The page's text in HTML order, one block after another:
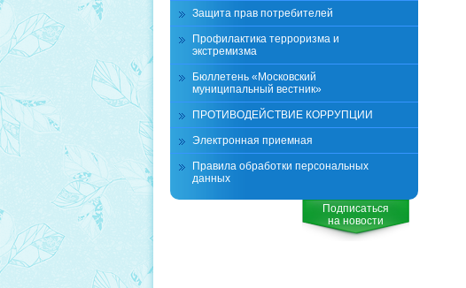
Защита прав потребителей
Профилактика терроризма и
экстремизма
Бюллетень «Московский
муниципальный вестник»
ПРОТИВОДЕЙСТВИЕ КОРРУПЦИИ
Электронная приемная
Правила обработки персональных
данных
Подписаться
на новости